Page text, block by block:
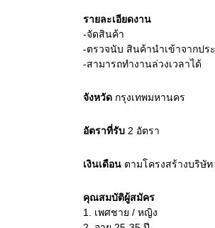
รายละเอียดงาน
-จัดสินค้า
-ตรวจนับ สินค้านำเข้าจากประ
-สามารถทำงานล่วงเวลาได้
จังหวัด กรุงเทพมหานคร
อัตราที่รับ 2 อัตรา
เงินเดือน ตามโครงสร้างบริษัท
คุณสมบัติผู้สมัคร
1.
เพศชาย / หญิง